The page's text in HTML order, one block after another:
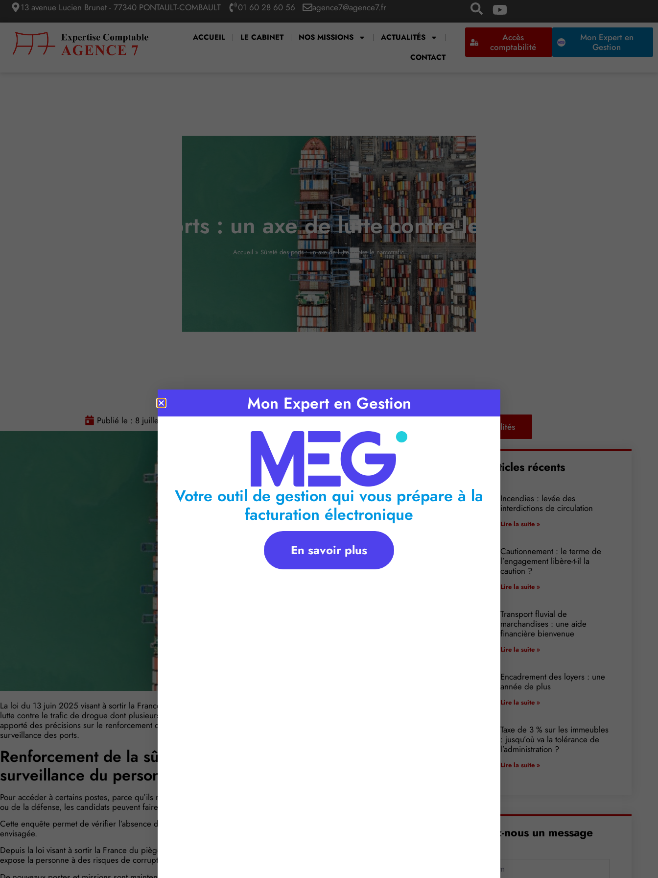
13 avenue Lucien Brunet - 77340 PONTAULT-COMBAULT 01 60 28 60 56 agence7@agence7.fr
ACCUEIL LE CABINET NOS MISSIONS
ACTUALITÉS
CONTACT
Accès
comptabilité
Mon Expert en
Gestion
Sûreté des ports : un axe de lutte contre le narcotrafic
Accueil » Sûreté des ports : un axe de lutte contre le narcotrafic
Publié le : 8 juillet 2026
La loi du 13 juin 2025 visant à sortir la France du piège du narcotrafic a instauré de nouveaux mécanismes de
lutte contre le trafic de drogue dont plusieurs relatifs à la sûreté portuaire. Le Gouvernement a récemment
apporté des précisions sur le renforcement du cadre applicable aux enquêtes administratives et à la
surveillance des ports.
Renforcement de la sûreté dans les ports et de la
surveillance du personnel
Pour accéder à certains postes, parce qu’ils relèvent de la souveraineté de l’État, des domaines de la sécurité
ou de la défense, les candidats peuvent faire l’objet d’une enquête administrative.
Cette enquête permet de vérifier l’absence d’incompatibilité entre la personne et le poste pour lequel elle est
envisagée.
Depuis la loi visant à sortir la France du piège du narcotrafic, cette enquête a été élargie aux cas où le poste
expose la personne à des risques de corruption ou de menaces liées à la criminalité organisée.
Retour aux actualités
Articles récents
Incendies : levée des
interdictions de circulation
Lire la suite »
Cautionnement : le terme de
l’engagement libère-t-il la
caution ?
Lire la suite »
Transport fluvial de
marchandises : une aide
financière bienvenue
Lire la suite »
Encadrement des loyers : une
année de plus
Lire la suite »
Taxe de 3 % sur les immeubles
: jusqu’où va la tolérance de
l’administration ?
Lire la suite »
Envoyez-nous un message
Mon Expert en Gestion
Votre outil de gestion qui vous prépare à la
facturation électronique
En savoir plus